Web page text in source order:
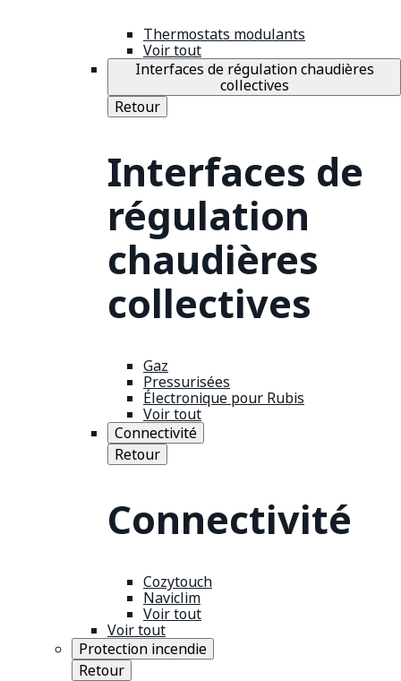
Thermostats modulants
Voir tout
Interfaces de régulation chaudières
collectives
Retour
Interfaces de
régulation
chaudières
collectives
Gaz
Pressurisées
Électronique pour Rubis
Voir tout
Connectivité
Retour
Connectivité
Cozytouch
Naviclim
Voir tout
Voir tout
Protection incendie
Retour